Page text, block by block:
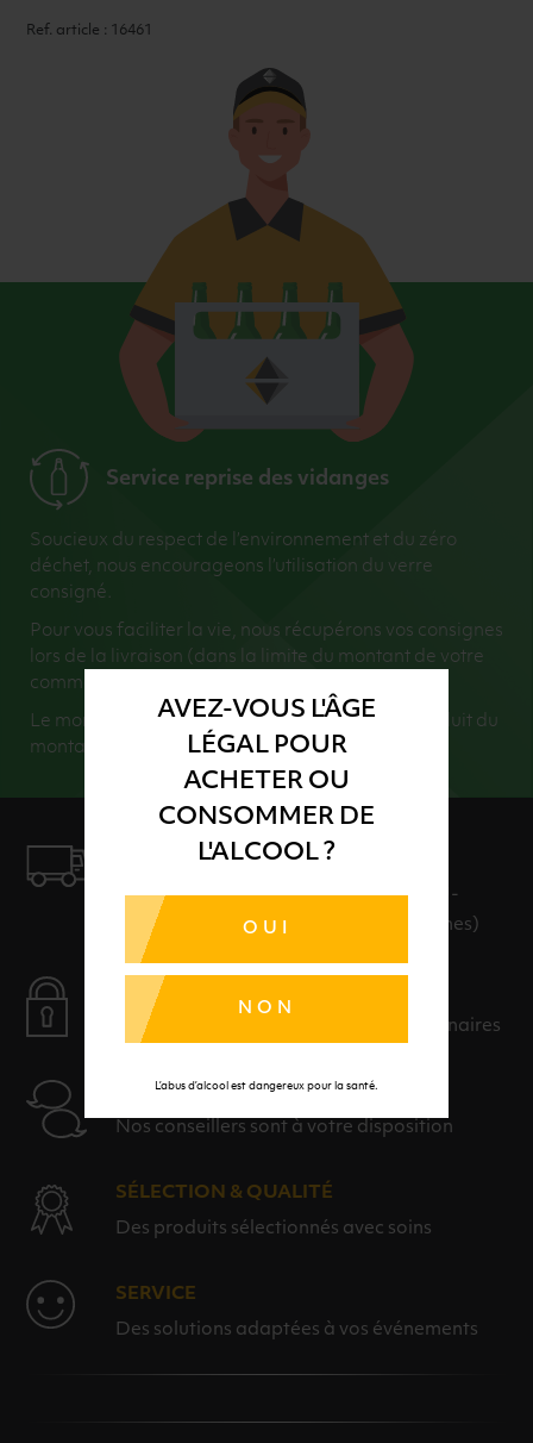
AVEZ-VOUS L'ÂGE
LÉGAL POUR
ACHETER OU
CONSOMMER DE
L'ALCOOL ?
OUI
NON
L’abus d’alcool est dangereux pour la santé.
Ref. article : 16461
Service reprise des vidanges
Soucieux du respect de l’environnement et du zéro
déchet, nous encourageons l’utilisation du verre
consigné.
Pour vous faciliter la vie, nous récupérons vos consignes
lors de la livraison (dans la limite du montant de votre
commande).
Le montant de vos consignes retournées sera déduit du
montant total de votre commande.
LIVRAISON
LIVRAISON EN 24H ET GRATUITE AU-
DELÀ DE 100€ D'ACHAT (hors consignes)
PAIEMENT SÉCURISÉ
Payer en toute sérénité avec nos partenaires
AIDE
Nos conseillers sont à votre disposition
SÉLECTION & QUALITÉ
Des produits sélectionnés avec soins
SERVICE
Des solutions adaptées à vos événements